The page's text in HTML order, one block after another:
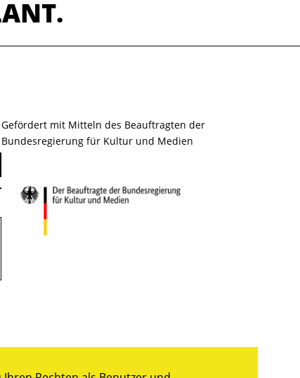
Gefördert mit Mitteln des Beauftragten der
Bundesregierung für Kultur und Medien